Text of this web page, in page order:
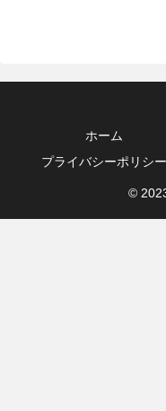
ホーム
プライバシーポリシー
©